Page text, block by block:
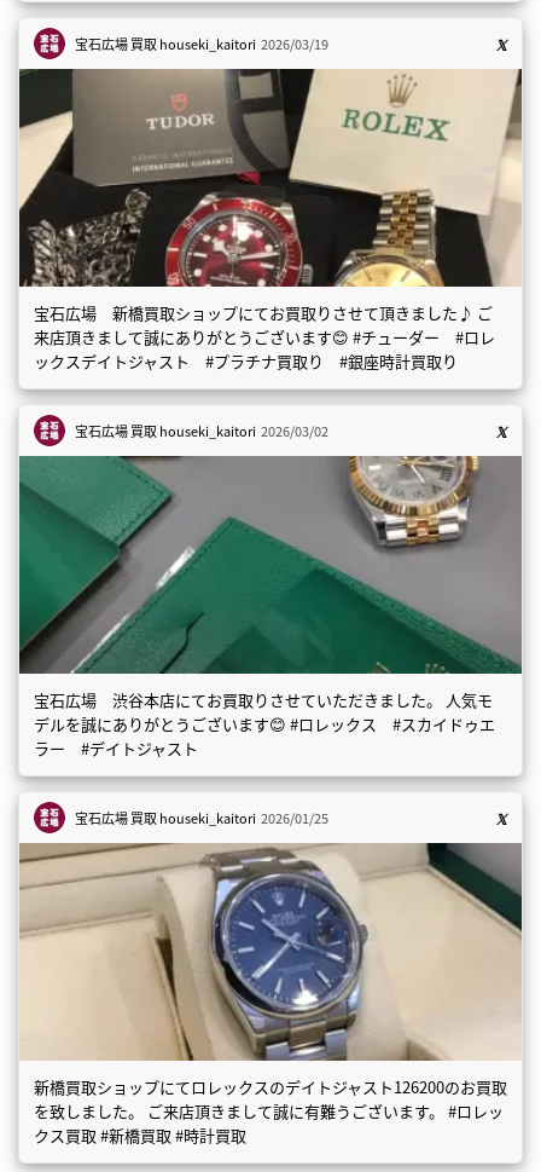
宝石広場 買取houseki_kaitori 2026/03/19
宝石広場 新橋買取ショップにてお買取りさせて頂きました♪ ご
来店頂きまして誠にありがとうございます😊 #チューダー #ロレ
ックスデイトジャスト #プラチナ買取り #銀座時計買取り
宝石広場 買取houseki_kaitori 2026/03/02
宝石広場 渋谷本店にてお買取りさせていただきました。 人気モ
デルを誠にありがとうございます😊 #ロレックス #スカイドゥエ
ラー #デイトジャスト
宝石広場 買取houseki_kaitori 2026/01/25
新橋買取ショップにてロレックスのデイトジャスト126200のお買取
を致しました。 ご来店頂きまして誠に有難うございます。 #ロレッ
クス買取 #新橋買取 #時計買取